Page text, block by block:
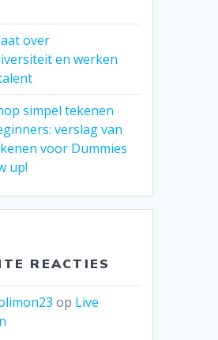
over
en werken
simpel tekenen
verslag van
voor Dummies
up!
REACTIES
op Live